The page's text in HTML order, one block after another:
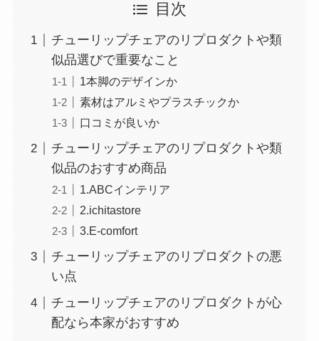
目次
チューリップチェアのリプロダクトや類
似品選びで重要なこと
1本脚のデザインか
素材はアルミやプラスチックか
口コミが良いか
チューリップチェアのリプロダクトや類
似品のおすすめ商品
1.ABCインテリア
2.ichitastore
3.‎E-comfort
チューリップチェアのリプロダクトの悪
い点
チューリップチェアのリプロダクトが心
配なら本家がおすすめ